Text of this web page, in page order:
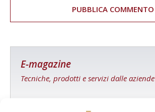
E-magazine
Tecniche, prodotti e servizi dalle aziende